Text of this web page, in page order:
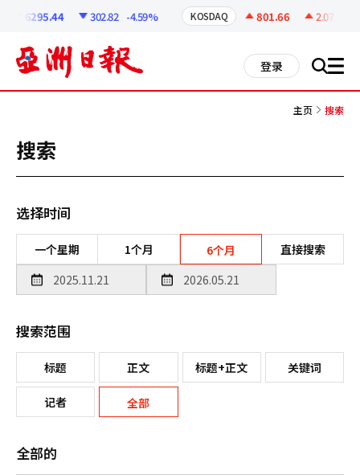
6295.44 302.82 -4.59% KOSDAQ 801.66 2.07
登录 搜 all
主页 搜索
搜索
选择时间
一个星期 1个月 6个月 直接搜索
搜索范围
标题 正文 标题+正文 关键词
记者 全部
全部的